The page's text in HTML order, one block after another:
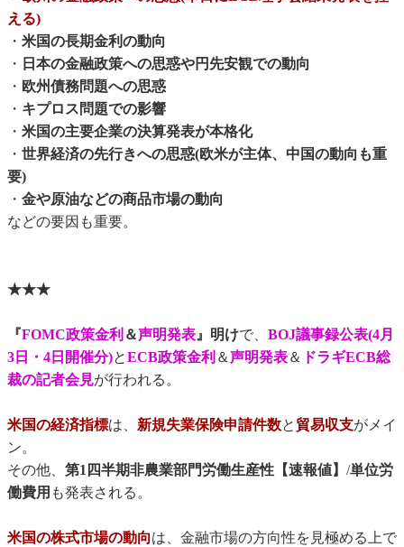
える)
・ 米国の長期金利の動向
・ 日本の金融政策への思惑や円先安観での動向
・ 欧州債務問題への思惑
・ キプロス問題での影響
・ 米国の主要企業の決算発表が本格化
・ 世界経済の先行きへの思惑(欧米が主体、中国の動向も重
要)
・ 金や原油などの商品市場の動向
などの要因も重要。
★★★
『FOMC政策金利 ＆声明発表』明けで、 BOJ議事録公表(4月
3日・4日開催分)とECB政策金利 ＆声明発表＆ ドラギECB総
裁の記者会見が行われる。
米国の経済指標は、 新規失業保険申請件数と 貿易収支がメイ
ン。
その他、 第1四半期非農業部門労働生産性【速報値】 /単位労
働費用 も発表される。
米国の株式市場の動向は、金融市場の方向性を見極める上で